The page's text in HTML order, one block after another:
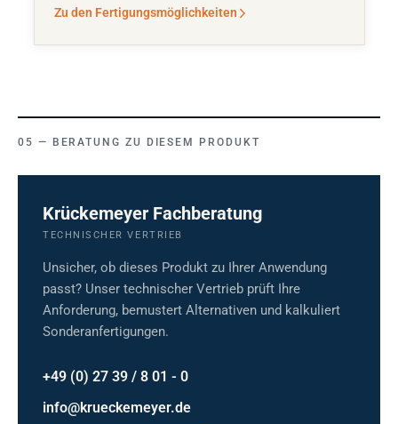
Zu den Fertigungsmöglichkeiten
BERATUNG ZU DIESEM PRODUKT
Krückemeyer Fachberatung
TECHNISCHER VERTRIEB
Unsicher, ob dieses Produkt zu Ihrer Anwendung
passt? Unser technischer Vertrieb prüft Ihre
Anforderung, bemustert Alternativen und kalkuliert
Sonderanfertigungen.
+49 (0) 27 39 / 8 01 - 0
info@krueckemeyer.de